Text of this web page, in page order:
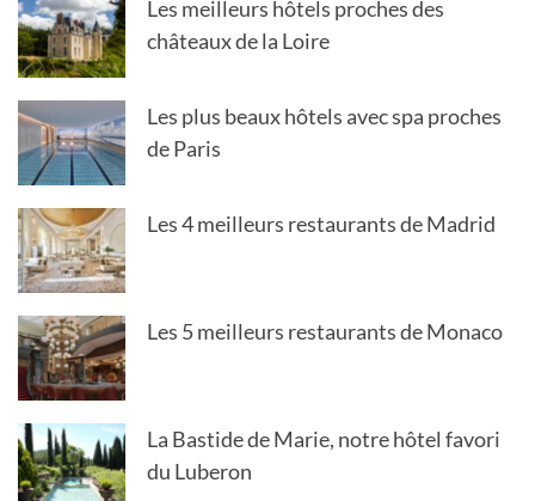
Les meilleurs hôtels proches des
châteaux de la Loire
Les plus beaux hôtels avec spa proches
de Paris
Les 4 meilleurs restaurants de Madrid
Les 5 meilleurs restaurants de Monaco
La Bastide de Marie, notre hôtel favori
du Luberon